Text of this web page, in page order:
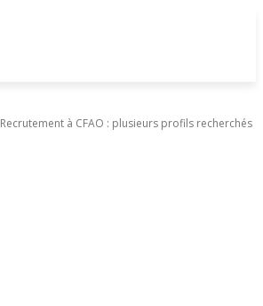
Recrutement à CFAO : plusieurs profils recherchés